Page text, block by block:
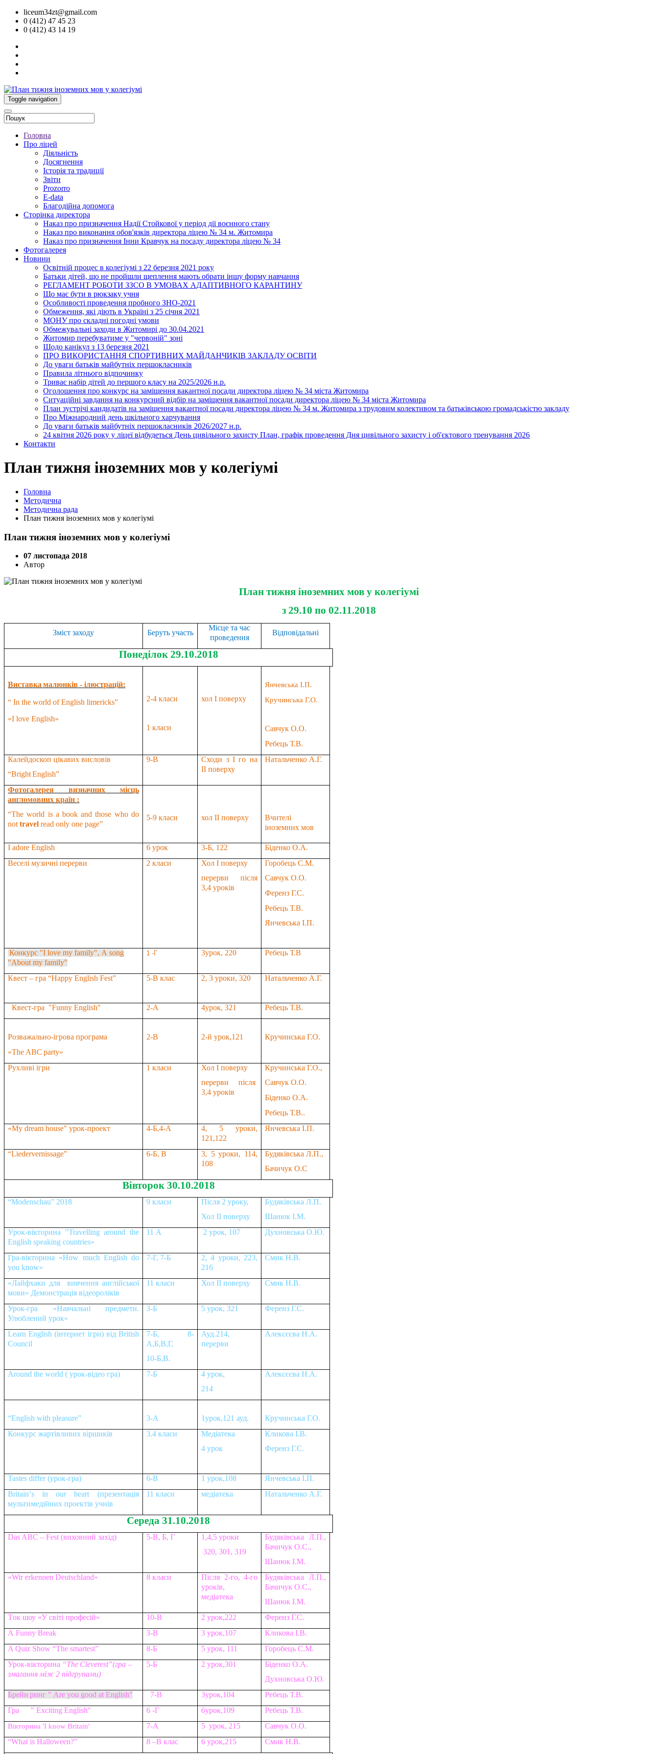
liceum34zt@gmail.com
0 (412) 47 45 23
0 (412) 43 14 19
Toggle navigation
Головна
Про ліцей
Діяльність
Досягнення
Історія та традиції
Звіти
Prozorro
E-data
Благодійна допомога
Сторінка директора
Наказ про призначення Надії Стойкової у період дії воєнного стану
Наказ про виконання обов'язків директора ліцею № 34 м. Житомира
Наказ про призначення Інни Кравчук на посаду директора ліцею № 34
Фотогалерея
Новини
Освітній процес в колегіумі з 22 березня 2021 року
Батьки дітей, що не пройшли щеплення мають обрати іншу форму навчання
РЕГЛАМЕНТ РОБОТИ ЗЗСО В УМОВАХ АДАПТИВНОГО КАРАНТИНУ
Що має бути в рюкзаку учня
Особливості проведення пробного ЗНО-2021
Обмеження, які діють в Україні з 25 січня 2021
МОНУ про складні погодні умови
Обмежувальні заходи в Житомирі до 30.04.2021
Житомир перебуватиме у "червоній" зоні
Щодо канікул з 13 березня 2021
ПРО ВИКОРИСТАННЯ СПОРТИВНИХ МАЙДАНЧИКІВ ЗАКЛАДУ ОСВІТИ
До уваги батьків майбутніх першокласників
Правила літнього відпочинку
Триває набір дітей до першого класу на 2025/2026 н.р.
Оголошення про конкурс на заміщення вакантної посади директора ліцею № 34 міста Житомира
Ситуаційні завдання на конкурсний відбір на заміщення вакантної посади директора ліцею № 34 міста Житомира
План зустрічі кандидатів на заміщення вакантної посади директора ліцею № 34 м. Житомира з трудовим колективом та батьківською громадськістю закладу
Про Міжнародний день шкільного харчування
До уваги батьків майбутніх першокласників 2026/2027 н.р.
24 квітня 2026 року у ліцеї відбудеться День цивільного захисту План, графік проведення Дня цивільного захисту і об'єктового тренування 2026
Контакти
План тижня іноземних мов у колегіумі
Головна
Методична
Методична рада
План тижня іноземних мов у колегіумі
План тижня іноземних мов у колегіумі
07 листопада 2018
Автор
План тижня іноземних мов у колегіумі
з 29.10 по 02.11.2018
Зміст заходу Беруть участь
Місце та час
проведення
Відповідальні
Понеділок 29.10.2018
Виставка малюнків -ілюстрацій:
“ In the world of English limericks”
«І love English»
2-4 класи
1 класи
хол І поверху
Янчевська І.П.
Кручинська Г.О.
Савчук О.О.
Ребець Т.В.
Калейдоскоп цікавих висловів
“BrightEnglish”
9-В
Сходи з І го на
ІІ поверху
Натальченко А.Г.
Фотогалерея визначних місць
англомовних країн :
“The world is a book and those who do
nottravel read only one page”
5-9 класи холII поверху
Вчителі
іноземних мов
I adore English 6 урок 3-Б, 122
Біденко О.А.
Веселі музичні перерви
2 класи ХолI поверху
перерви після
3,4 уроків
Горобець С.М.
Савчук О.О.
Ференз Г.С.
Ребець Т.В.
Янчевська І.П.
Конкурс "I love my family", Аsong
"About my family"
1 -Г 3урок, 220 Ребець Т.В
Квест – гра“Happy English Fest” 5-B клас 2, 3 уроки, 320 Натальченко А.Г.
Квест-гра "Funny English" 2-А 4урок, 321 Ребець Т.В.
Розважально-ігрова програма
«The ABC party»
2-В 2-й урок,121 Кручинська Г.О.
Рухливі ігри 1 класи ХолI поверху
перерви після
3,4 уроків
Кручинська Г.О.,
Савчук О.О.
Біденко О.А.
Ребець Т.В..
«My dream house"урок-проект 4-Б,4-А
4, 5 уроки,
121,122
Янчевська І.П.
“Liedervernissage” 6-Б, В
3, 5 уроки, 114,
108
Будяківська Л.П.,
Бачичук О.С
Вівторок 30.10.2018
“Modenschau” 2018 9 класи
Після 2 уроку,
Хол ІІ поверху
Будяківська Л.П.
Шанюк І.М.
Урок-віктoрина "Travelling around the
English speaking countries»
11 А 2 урок, 107 Духновська О.Ю.
Гра-вікторина «How much English do
you know»
7-Г, 7-Б
2, 4 уроки, 223,
216
Смик Н.В.
«Лайфхаки для вивчення англійської
мови» Демонстрація відеороліків
11 класи Хол ІІ поверху Смик Н.В.
Урок-гра «Навчальні предмети.
Улюблений урок»
3-Б 5 урок, 321 Ференз Г.С.
Learn English (інтернет ігри)від British
Council
7-Б, 8-
А,Б,В,Г,
10-Б,В.
Ауд.214,
перерви
Алексєєва Н.А.
Around the world (урок-відео гра) 7-Б
4 урок,
214
Алексєєва Н.А.
“English with pleasure” 3-А 1урок,121 ауд.
Кручинська Г.О.
Конкурсжартівливих віршиків 3.4 класи
Медіатека
4 урок
Кликова І.В.
Ференз Г.С.
Tastes differ (урок-гра) 6-В 1 урок,108
Янчевська І.П.
Britain’s in our heart(презентація
мультимедійних проектів учнів
11 класи медіатека Натальченко А.Г.
Середа 31.10.2018
Das ABC –Fest (виховний захід) 5-В, Б, Г
1,4,5 уроки
320, 301, 319
Будяківська Л.П.,
Бачичук О.С.,
Шанюк І.М.
«Wir erkennen Deutschland» 8 класи
Після 2-го, 4-го
уроків,
медіатека
Будяківська Л.П.,
Бачичук О.С.,
Шанюк І.М.
Ток шоу «У світі професій» 10-В 2 урок,222
Ференз Г.С.
А Funny Break
3-В 3 урок,107
Кликова І.В.
A Quiz Show “The smartest”
8-Б 5 урок, 111
Горобець С.М.
Урок-вікторина “The Cleverest”(гра –
змагання між 2 підгрупами)
5-Б 2 урок,301
Біденко О.А.
Духновська О.Ю.
Брейн ринг " Are you good at English" 7-В 3урок,104
Ребець Т.В.
Гра " Exciting English" 6 -Г 6урок,109 Ребець Т.В.
Вікторина 'I know Britain' 7-А 5 урок, 215
Савчук О.О.
“What is Halloween?”
8–В клас 6 урок,215 Смик Н.В.